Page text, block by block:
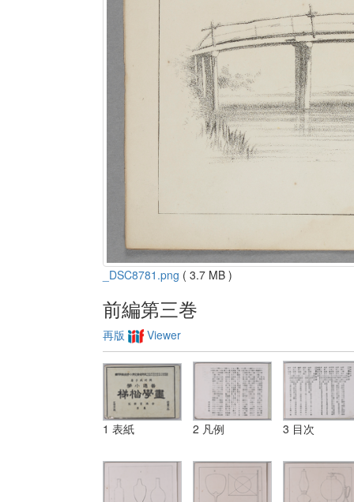
_DSC8781.png ( 3.7 MB )
前編第三巻
再版 Viewer
1 表紙 2 凡例 3 目次